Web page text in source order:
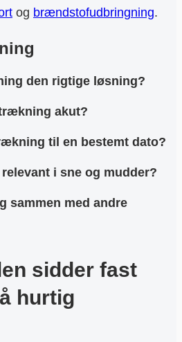
og brændstofudbringning.
den rigtige løsning?
akut?
til en bestemt dato?
i sne og mudder?
med andre
sidder fast
hurtig